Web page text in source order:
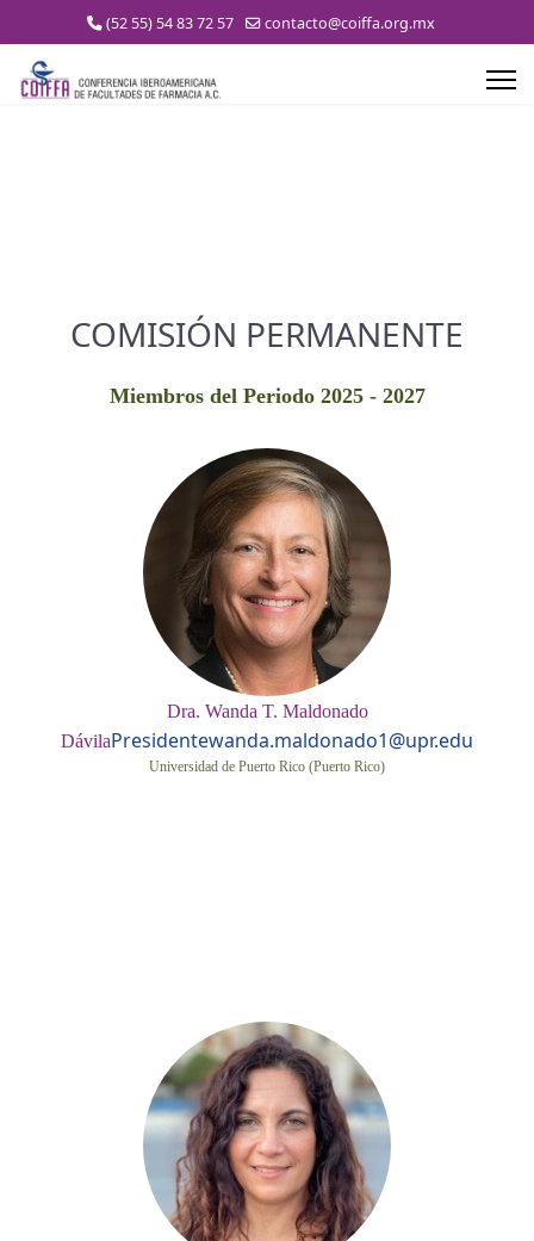
(52 55) 54 83 72 57 contacto@coiffa.org.mx
COMISIÓN PERMANENTE
Miembros del Periodo 2025 - 2027
Dra. Wanda T. Maldonado
DávilaPresidentewanda.maldonado1@upr.edu
Universidad de Puerto Rico (Puerto Rico)